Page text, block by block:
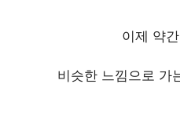
이제 약
비슷한 느낌으로 가